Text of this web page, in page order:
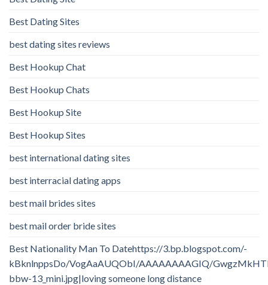
Best Dating Sites
best dating sites reviews
Best Hookup Chat
Best Hookup Chats
Best Hookup Site
Best Hookup Sites
best international dating sites
best interracial dating apps
best mail brides sites
best mail order bride sites
Best Nationality Man To Datehttps://3.bp.blogspot.com/-
kBknlnppsDo/VogAaAUQObI/AAAAAAAAGIQ/
bbw-13_mini.jpg|loving someone long distance